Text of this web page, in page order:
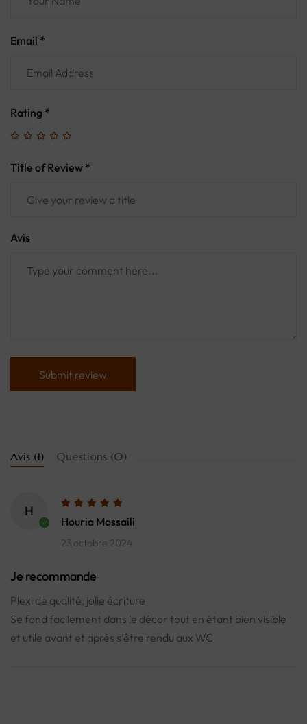
Email *
Rating *
Title of Review *
Avis
Avis (1) Questions (0)
H
Houria Mossaili
23 octobre 2024
Je recommande
Plexi de qualité, jolie écriture
Se fond facilement dans le décor tout en étant bien visible
et utile avant et après s’être rendu aux WC